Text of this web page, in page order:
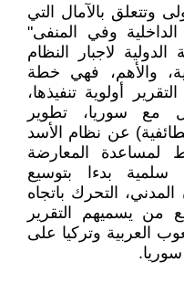
وتتعلق بالآمال التي
وفي المنفى"
لاجبار النظام
والأهم، فهي خطة
أولوية تنفيذها،
مع سوريا، تطوير
عن نظام الأسد
لمساعدة المعارضة
بدءا بتوسيع
التحرك باتجاه
من يسميهم التقرير
العربية وتركيا على